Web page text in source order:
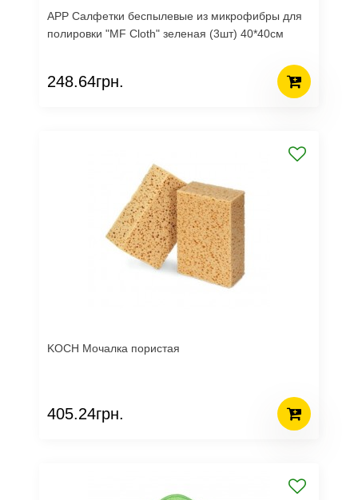
APP Салфетки беспылевые из микрофибры для
полировки "MF Cloth" зеленая (3шт) 40*40см
248.64грн.
KOCH Мочалка пористая
405.24грн.